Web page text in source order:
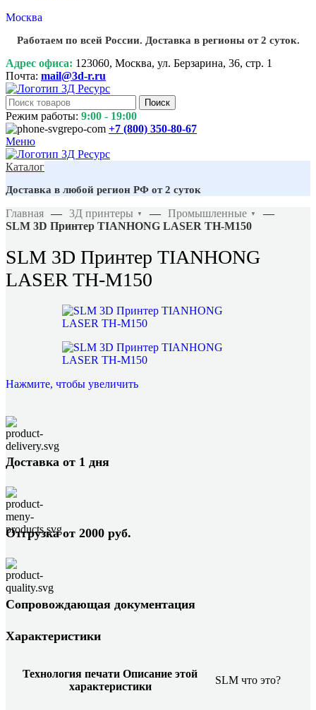
Москва
Работаем по всей России. Доставка в регионы от 2 суток.
Адрес офиса: 123060, Москва, ул. Берзарина, 36, стр. 1
Почта: mail@3d-r.ru
Поиск
Режим работы: 9:00 - 19:00
+7 (800) 350-80-67
Меню
Каталог
Доставка в любой регион РФ от 2 суток
Главная — 3Д принтеры ▼ — Промышленные ▼
—
SLM 3D Принтер TIANHONG LASER TH-M150
SLM 3D Принтер TIANHONG
LASER TH-M150
Нажмите, чтобы увеличить
Доставка от 1 дня
Отгрузка от 2000 руб.
Сопровождающая документация
Характеристики
Технология печати Описание этой
характеристики
SLM что это?